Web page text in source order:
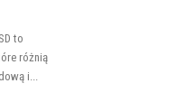
to
różnią
i...